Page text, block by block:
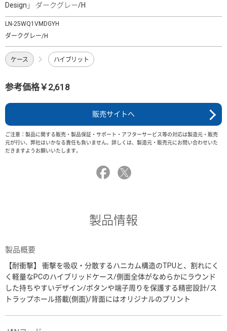
Design」 ダークグレー/H
LN-25WQ1VMDGYH
ダークグレー/H
ケース ハイブリット
参考価格￥2,618
販売サイトへ
ご注意：製品に関する販売・製品保証・サポート・アフターサービス等の対応は製造元・販売
元が行い、弊社はいかなる責任も負いません。詳しくは、製造元・販売元にお問い合わせいた
だきますようお願いいたします。
製品情報
製品概要
【耐衝撃】 衝撃を吸収・分散するハニカム構造のTPUと、割れにく
く軽量なPCのハイブリッドケース/側面全体がなめらかにラウンド
した持ちやすいデザイン/ボタンや端子周りを保護する精密設計/ス
トラップホール搭載(側面)/背面にはオリジナルのプリント